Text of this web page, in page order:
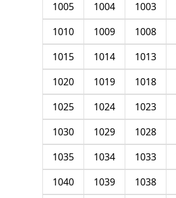
1003
1004
1005
1008
1009
1010
1013
1014
1015
1018
1019
1020
1023
1024
1025
1028
1029
1030
1033
1034
1035
1038
1039
1040